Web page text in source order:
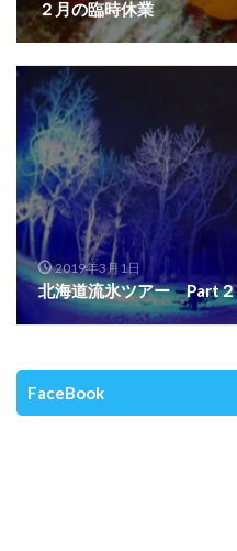
２月の臨時休業
2019年3月1日
北海道流氷ツアー Part２
FaceBook